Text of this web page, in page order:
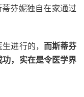
芬妮独自在家通过
进行的， 而斯蒂芬
，实在是令医学界